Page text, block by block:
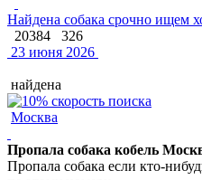
Найдена собака срочно ищем
20384
326
23 июня 2026
найдена
Москва
Пропала собака кобель
Пропала собака если кто-